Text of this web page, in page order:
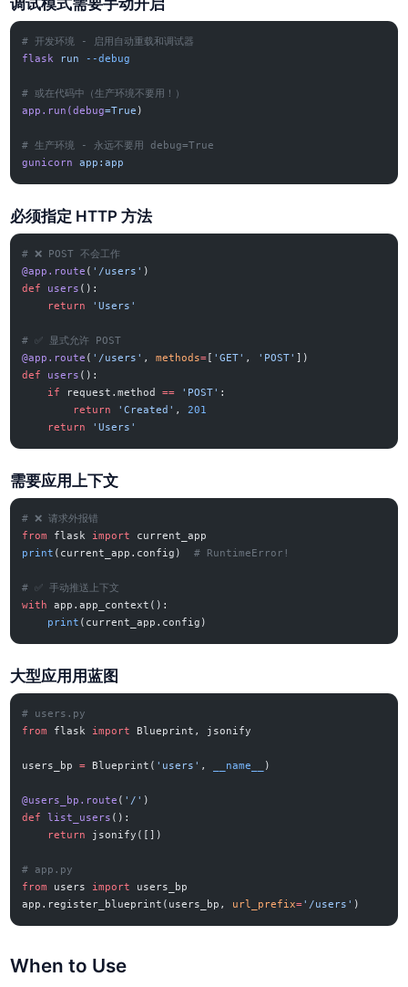
# 开发环境 - 启用自动重载和调试器
flask run --debug
# 或在代码中（生产环境不要用！）
app.run(debug=True )
# 生产环境 - 永远不要用 debug=True
gunicorn
app:app
必须指定 HTTP 方法
# ❌ POST 不会工作
@app.route ( '/users' )
def
users ():
    return
'Users'
# ✅ 显式允许 POST
@app.route ( '/users' , methods= 'GET' , 'POST'
])
def
users ():
    if
request.method == 'POST' :
        return
'Created' , 201
    return
'Users'
需要应用上下文
# ❌ 请求外报错
from
flask import
current_app
print (current_app.config) # RuntimeError!
# ✅ 手动推送上下文
with
app.app_context():
    print
(current_app.config)
大型应用用蓝图
# users.py
from
flask import Blueprint, jsonify
users_bp = Blueprint( 'users' , __name__ )
@users_bp.route ( '/' )
def
list_users ():
    return
jsonify([])
# app.py
from
users import
users_bp
app.register_blueprint(users_bp, url_prefix='/users' )
When to Use